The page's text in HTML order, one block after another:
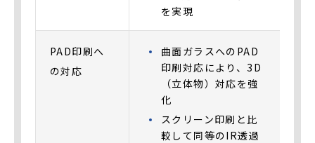
を実現
PAD印刷へ
の対応
曲面ガラスへのPAD
印刷対応により、3D
（立体物）対応を強
化
スクリーン印刷と比
較して同等のIR透過